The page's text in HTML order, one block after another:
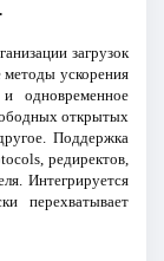
загрузок
ускорения
и одновременное
открытых
Поддержка
редиректов,
Интегрируется
перехватывает